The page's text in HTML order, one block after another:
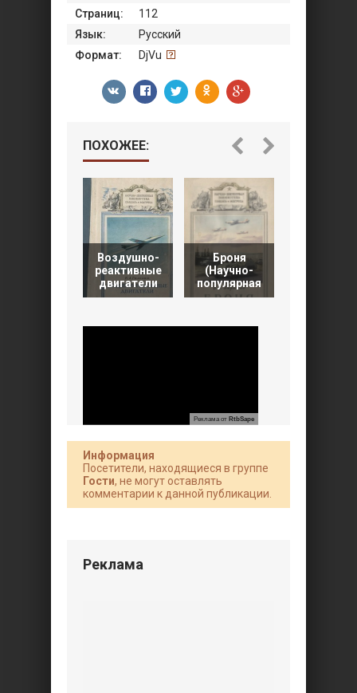
Страниц:
112
Язык:
Русский
Формат:
DjVu
ПОХОЖЕЕ:
Воздушно-
реактивные
двигатели
Броня
(Научно-
популярная
Реклама от RtbSape
Информация
Посетители, находящиеся в группе
Гости, не могут оставлять
комментарии к данной публикации.
Реклама